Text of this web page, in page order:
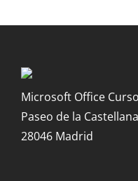
Microsoft Office
Paseo de la
28046 Madrid